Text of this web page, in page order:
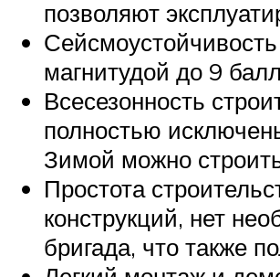
позволяют
магнитудой до 9
Всесезонность
полностью
Зимой можно
Простота
конструкций, нет
бригада, что также